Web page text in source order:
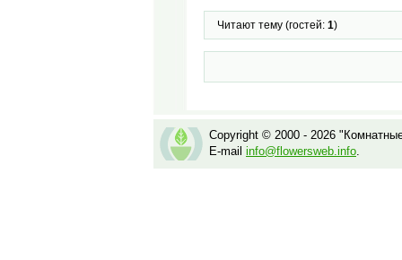
Читают тему (гостей: 1)
Copyright © 2000 - 2026
E-mail info@flowersweb.info.